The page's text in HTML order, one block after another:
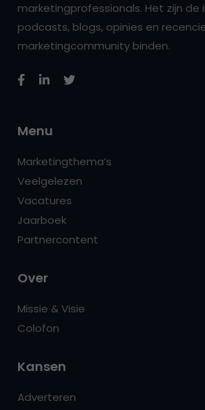
marketingprofessionals. Het zijn de
podcasts, blogs, opinies en
marketingcommunity binden.
Menu
Marketingthema’s
Veelgelezen
Vacatures
Jaarboek
Partnercontent
Over
Missie & Visie
Colofon
Kansen
Adverteren